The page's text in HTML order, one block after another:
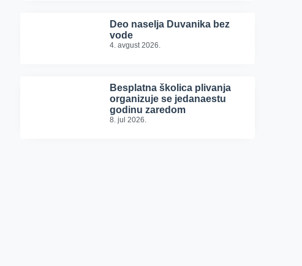
Deo naselja Duvanika bez
vode
4. avgust 2026.
Besplatna školica plivanja
organizuje se jedanaestu
godinu zaredom
8. jul 2026.